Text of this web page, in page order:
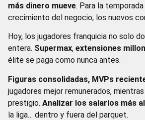
más dinero mueve. Para la
crecimiento del negocio, los nuevos
Hoy, los jugadores franquicia no solo
entera. Supermax,extensiones
élite se paga como nunca antes.
Figuras consolidadas, MVPs
jugadores mejor remunerados,
prestigio.Analizar los salarios más
la liga… dentro y fuera del parquet.